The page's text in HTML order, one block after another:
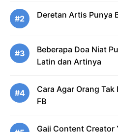
#2 Deretan Artis Punya
#3
Beberapa Doa Niat
Latin dan Artinya
#4
Cara Agar Orang
FB
Gaji Content Creator